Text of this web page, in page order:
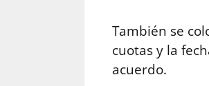
También se
cuotas y la
acuerdo.